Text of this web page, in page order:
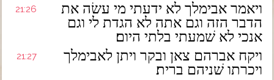
21:26
ויאמר אבימלך לא ידעתי מי עשׂה את
הדבר הזה וגם אתה לא הגדת לי וגם
אנכי לא שׁמעתי בלתי היום׃
21:27
ויקח אברהם צאן ובקר ויתן לאבימלך
ויכרתו שׁניהם ברית׃